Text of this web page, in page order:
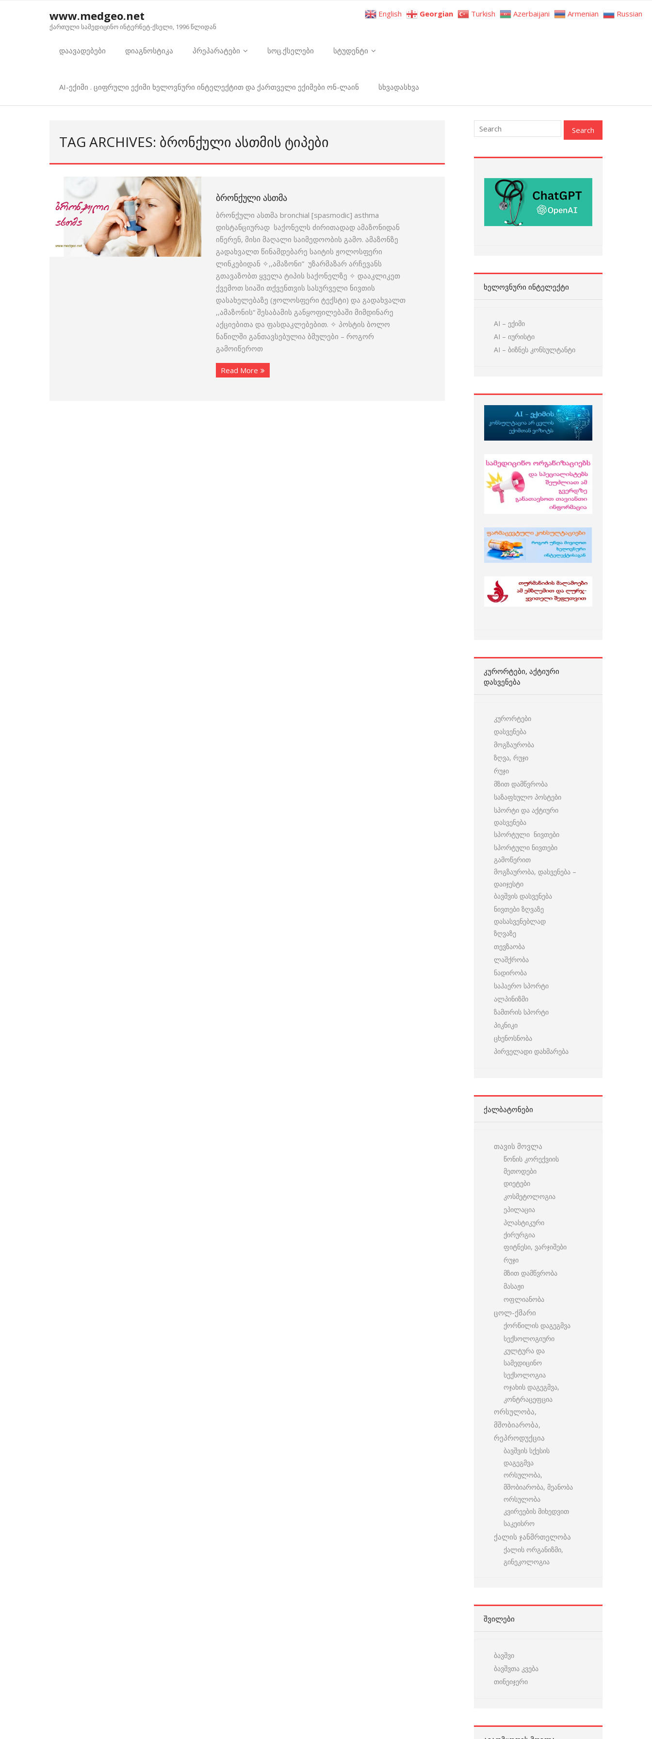
www.medgeo.net
ქართული სამედიცინო ინტერნეტ-ქსელი, 1996 წლიდან
დაავადებები დიაგნოსტიკა პრეპარატები სოც.ქსელები სტუდენტი
AI-ექიმი . ციფრული ექიმი ხელოვნური ინტელექტით და ქართველი ექიმები ონ-ლაინ სხვადასხვა
TAG ARCHIVES: ᲑᲠᲝᲜᲥᲣᲚᲘ ᲐᲡᲗᲛᲘᲡ ᲢᲘᲞᲔᲑᲘ
ᲑᲠᲝᲜᲥᲣᲚᲘ ᲐᲡᲗᲛᲐ
ბრონქული ასთმა bronchial [spasmodic] asthma
დისტანციურად საქონელს ძირითადად ამაზონიდან
იწერენ, მისი მაღალი საიმედოობის გამო. ამაზონზე
გადახვალთ წინამდებარე საიტის ჟოლოსფერი
ლინკებიდან ✧,,ამაზონი” უზარმაზარ არჩევანს
გთავაზობთ ყველა ტიპის საქონელზე ✧ დააკლიკეთ
ქვემოთ სიაში თქვენთვის სასურველი ნივთის
დასახელებაზე (ჟოლოსფერი ტექსტი) და გადახვალთ
,,ამაზონის“ შესაბამის განყოფილებაში მიმდინარე
აქციებითა და ფასდაკლებებით. ✧ პოსტის ბოლო
ნაწილში განთავსებულია ბმულები – როგორ
გამოიწეროთ
Read More
ᲮᲔᲚᲝᲕᲜᲣᲠᲘ ᲘᲜᲢᲔᲚᲔᲥᲢᲘ
AI – ექიმი
AI – იურისტი
AI – ბიზნეს კონსულტანტი
ᲙᲣᲠᲝᲠᲢᲔᲑᲘ, ᲐᲥᲢᲘᲣᲠᲘ
ᲓᲐᲡᲕᲔᲜᲔᲑᲐ
კურორტები
დასვენება
მოგზაურობა
ზღვა, რუჯი
რუჯი
მზით დამწვრობა
საზაფხულო პოსტები
სპორტი და აქტიური
დასვენება
სპორტული ნივთები
სპორტული ნივთები
გამოწერით
მოგზაურობა, დასვენება –
დაიჯესტი
ბავშვის დასვენება
ნივთები ზღვაზე
დასასვენებლად
ზღვაზე
თევზაობა
ლაშქრობა
ნადირობა
საჰაერო სპორტი
ალპინიზმი
ზამთრის სპორტი
პიკნიკი
ცხენოსნობა
პირველადი დახმარება
ᲥᲐᲚᲑᲐᲢᲝᲜᲔᲑᲘ
თავის მოვლა
წონის კორექვიის
მეთოდები
დიეტები
კოსმეტოლოგია
ეპილაცია
პლასტიკური
ქირურგია
ფიტნესი, ვარჯიშები
რუჯი
მზით დამწვრობა
მასაჟი
ოფლიანობა
ცოლ-ქმარი
ქორწილის დაგეგმვა
სექსოლოგიური
კულტურა და
სამედიცინო
სექსოლოგია
ოჯახის დაგეგმვა,
კონტრაცეფცია
ორსულობა,
მშობიარობა,
რეპროდუქცია
ბავშვის სქესის
დაგეგმვა
ორსულობა,
მშობიარობა, მეანობა
ორსულობა
კვირეების მიხედვით
საკეისრო
ქალის ჯანმრთელობა
ქალის ორგანიზმი,
გინეკოლოგია
ᲨᲕᲘᲚᲔᲑᲘ
ბავშვი
ბავშვთა კვება
თინეიჯერი
English Georgian Turkish Azerbaijani Armenian Russian